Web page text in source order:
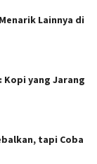
Lainnya di
Kopi yang Jarang
tapi Coba